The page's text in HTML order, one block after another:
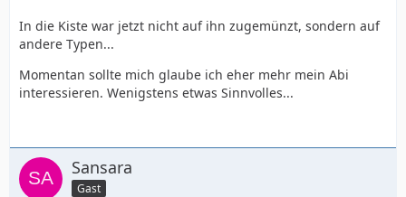
In die Kiste war jetzt nicht auf ihn zugemünzt, sondern auf
andere Typen...
Momentan sollte mich glaube ich eher mehr mein Abi
interessieren. Wenigstens etwas Sinnvolles...
Sansara
Gast